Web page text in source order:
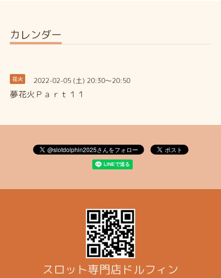
カレンダー
花火 2022-02-05 (土) 20:30～20:50
夢花火Ｐａｒｔ１１
スロット専門店ドルフィン